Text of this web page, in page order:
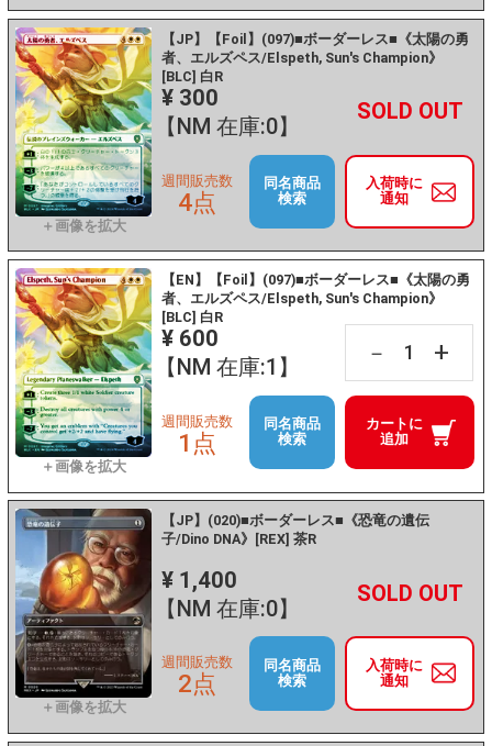
【JP】【Foil】(097)■ボーダーレス■《太陽の勇
者、エルズペス/Elspeth, Sun's Champion》
[BLC] 白R
¥ 300
【NM 在庫:0】
－ +
入荷時に
通知
週間販売数
4点
同名商品
検索
【EN】【Foil】(097)■ボーダーレス■《太陽の勇
者、エルズペス/Elspeth, Sun's Champion》
[BLC] 白R
¥ 600
【NM 在庫:1】
－ +
カートに
追加
週間販売数
1点
同名商品
検索
【JP】(020)■ボーダーレス■《恐竜の遺伝
子/Dino DNA》[REX] 茶R
¥ 1,400
【NM 在庫:0】
－ +
入荷時に
通知
週間販売数
2点
同名商品
検索